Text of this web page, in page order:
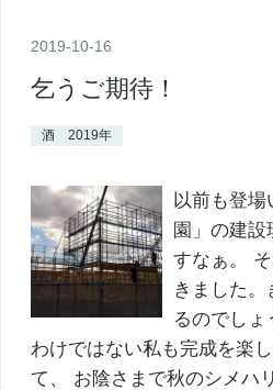
2019-10-16
乞うご期待！
酒 2019年
以前も登
園」の建設
すなぁ。
きました。
るのでしょ
わけではない私も完成を楽
て、 お陰さまで秋のシメハ